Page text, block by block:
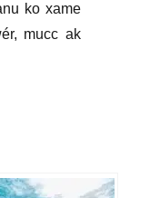
ko xame
mucc ak